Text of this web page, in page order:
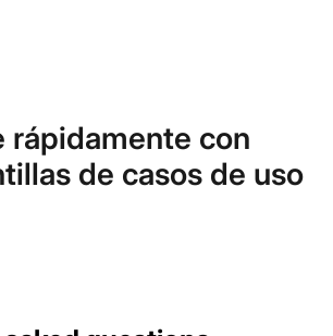
rápidamente con
de casos de uso